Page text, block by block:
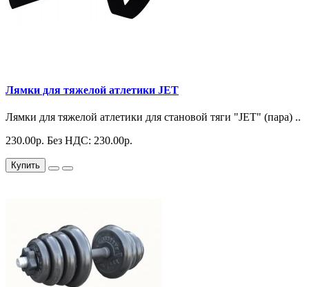
Лямки для тяжелой атлетики JET
Лямки для тяжелой атлетики для становой тяги "JET" (пара) ..
230.00р. Без НДС: 230.00р.
Купить